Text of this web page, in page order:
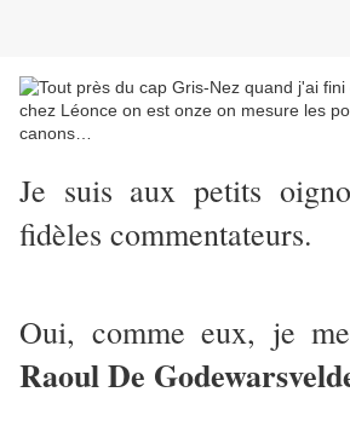
Je suis aux petits
fidèles commentateurs.
Oui, comme eux, je
Raoul De